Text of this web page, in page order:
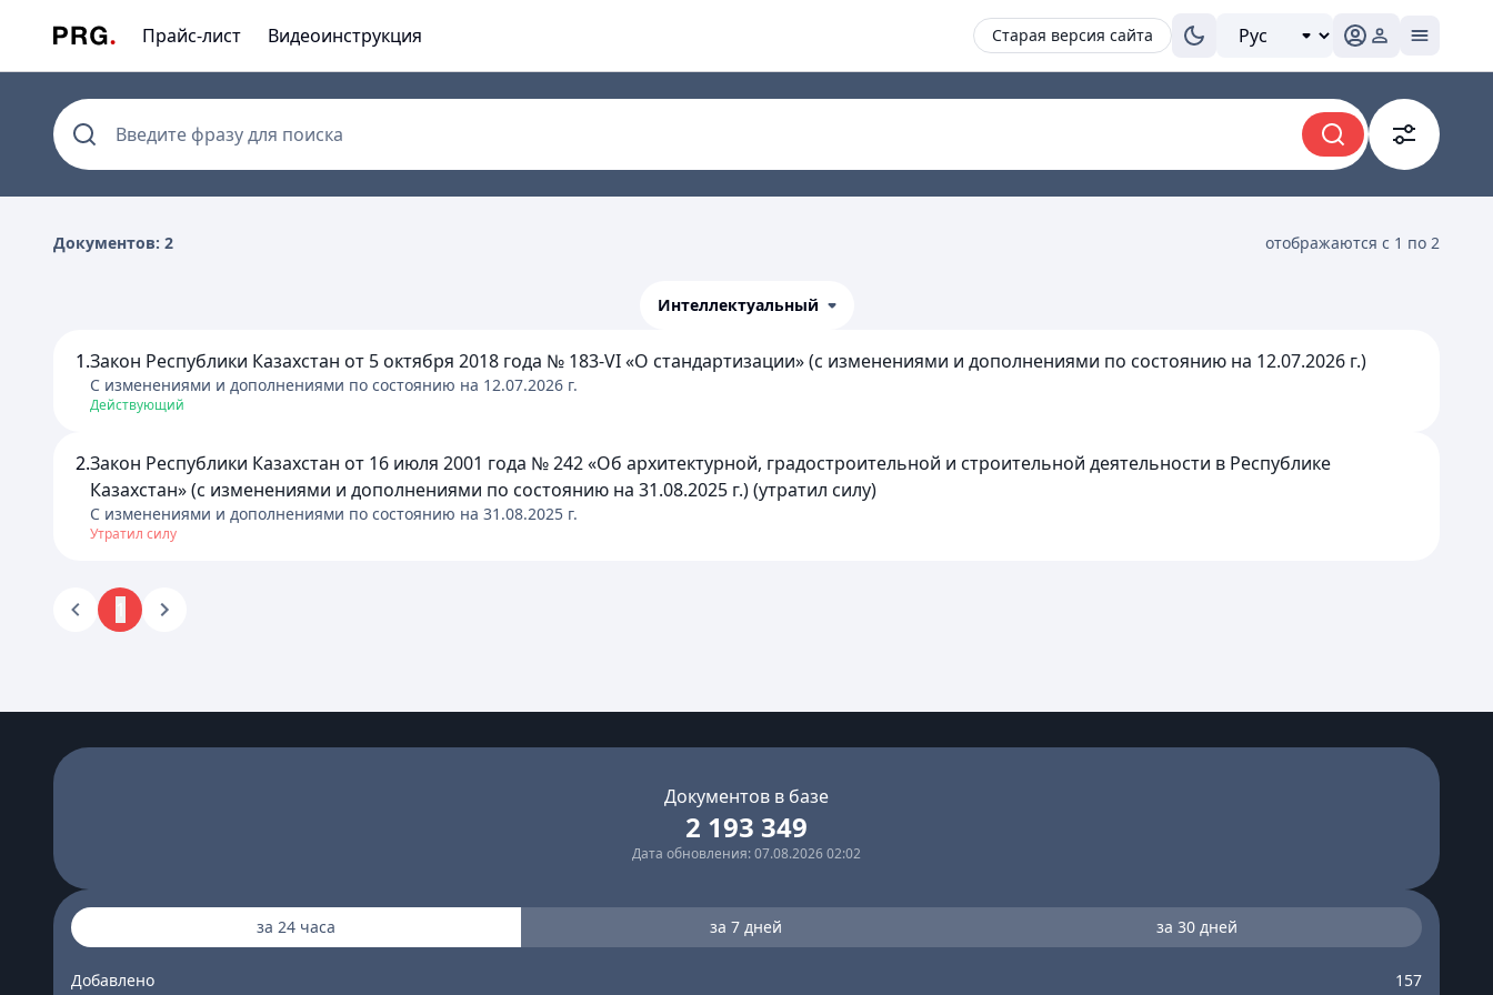
Прайс-лист Видеоинструкция Старая версия сайта
Введите фразу для поиска
Документов: 2 отображаются с 1 по 2
Интеллектуальный
1.Закон Республики Казахстан от 5 октября 2018 года № 183-VI «О стандартизации» (с изменениями и дополнениями по состоянию на 12.07.2026 г.)
C изменениями и дополнениями по состоянию на 12.07.2026 г.
Действующий
2.Закон Республики Казахстан от 16 июля 2001 года № 242 «Об архитектурной, градостроительной и строительной деятельности в Республике
Казахстан» (с изменениями и дополнениями по состоянию на 31.08.2025 г.) (утратил силу)
C изменениями и дополнениями по состоянию на 31.08.2025 г.
Утратил силу
Документов в базе
2 193 349
Дата обновления: 07.08.2026 02:02
за 24 часа за 7 дней за 30 дней
Добавлено
157